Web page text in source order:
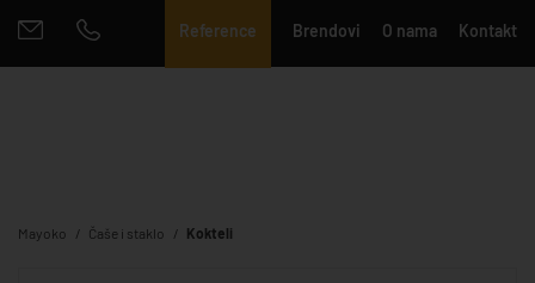
Reference Brendovi O nama Kontakt
Mayoko Čaše i staklo Kokteli